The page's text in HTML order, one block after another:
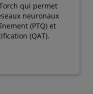
qui permet
neuronaux
(PTQ) et
(QAT).